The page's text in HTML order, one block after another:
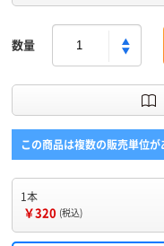
数量
この商品は複数の販売単位が
1本
￥320 (税込)